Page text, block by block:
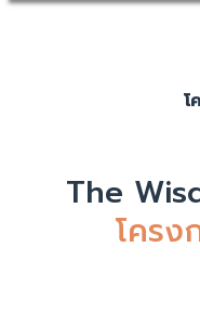
โ
The
โครง